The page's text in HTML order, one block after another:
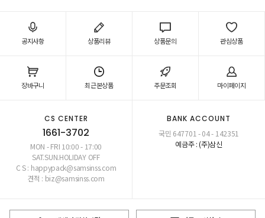
공지사항 상품리뷰 상품문의 관심상품
장바구니 최근본상품 주문조회 마이페이지
CS CENTER
1661-3702
MON - FRI 10:00 - 17:00
SAT.SUN.HOLIDAY OFF
C S : happypack@samsinss.com
견적 : biz@samsinss.com
BANK ACCOUNT
국민 647701 - 04 - 142351
예금주 : (주)삼신